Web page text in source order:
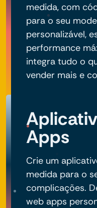
medida, com
para o seu
personalizável,
performance
integra tudo o
vender mais e
Apps
Crie um
medida para o
complicações.
web apps